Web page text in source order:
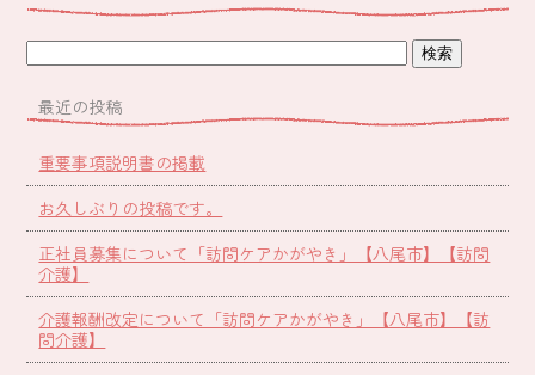
最近の投稿
重要事項説明書の掲載
お久しぶりの投稿です。
正社員募集について「訪問ケアかがやき」【八尾市】【訪問
介護】
介護報酬改定について「訪問ケアかがやき」【八尾市】【訪
問介護】